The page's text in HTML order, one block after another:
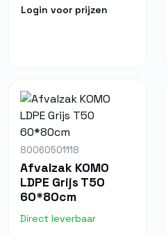
Login voor prijzen
80060501118
Afvalzak KOMO
LDPE Grijs T50
60*80cm
Direct leverbaar